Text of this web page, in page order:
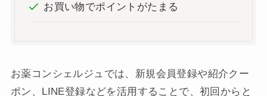
お買い物でポイントがたまる
お薬コンシェルジュでは、新規会員登録や紹介クー
ポン、LINE登録などを活用することで、初回からと